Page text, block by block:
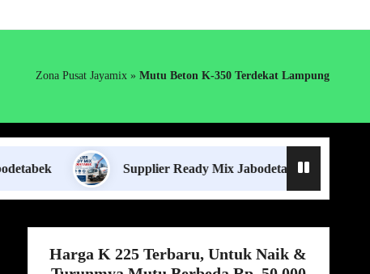
Zona Pusat Jayamix » Mutu Beton K-350 Terdekat Lampung
Supplier Ready Mix Jabodetabek
Harga K 225 Terbaru, Untuk Naik &